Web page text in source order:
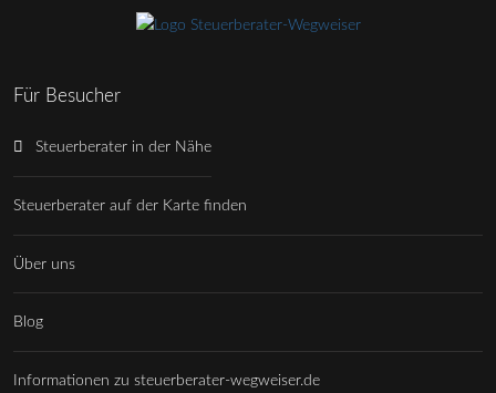
Für Besucher
Steuerberater in der Nähe
Steuerberater auf der Karte finden
Über uns
Blog
Informationen zu steuerberater-wegweiser.de